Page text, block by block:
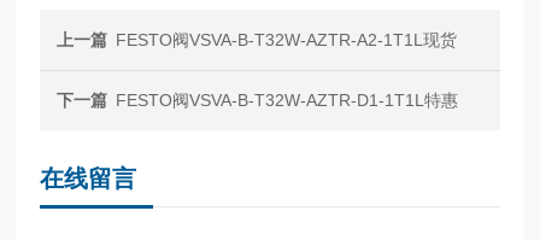
上一篇 FESTO阀VSVA-B-T32W-AZTR-A2-1T1L现货
下一篇 FESTO阀VSVA-B-T32W-AZTR-D1-1T1L特惠
在线留言